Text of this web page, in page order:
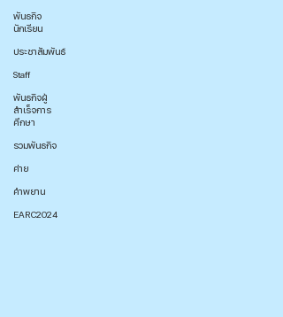
พันธกิจ
นักเรียน
ประชาสัมพันธ์
Staff
พันธกิจผู้
สำเร็จการ
ศึกษา
รวมพันธกิจ
ค่าย
คำพยาน
EARC2024